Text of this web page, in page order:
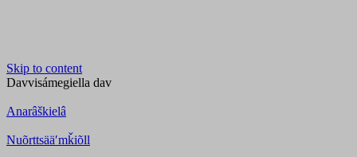
Skip to content
Davvisámegiella dav
Anarâškielâ
Nuõrttsääʹmǩiõll